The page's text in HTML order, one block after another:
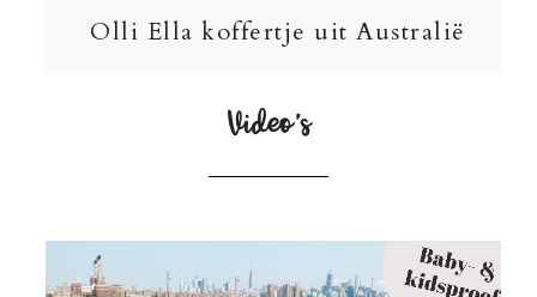
Olli Ella koffertje uit Australië
Video’s